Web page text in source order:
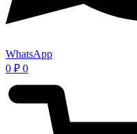
WhatsApp
0 ₽ 0